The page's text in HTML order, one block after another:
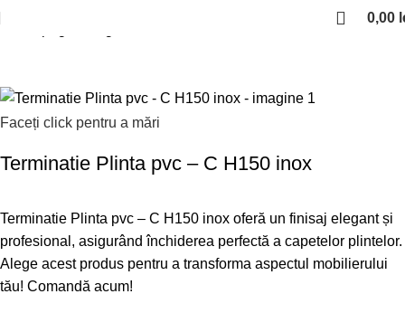
0,00
Plinte/inaltatoare de blat
Faceți click pentru a mări
Terminatie Plinta pvc – C H150 inox
Terminatie Plinta pvc – C H150 inox oferă un finisaj elegant și
profesional, asigurând închiderea perfectă a capetelor plintelor.
Alege acest produs pentru a transforma aspectul mobilierului
tău! Comandă acum!